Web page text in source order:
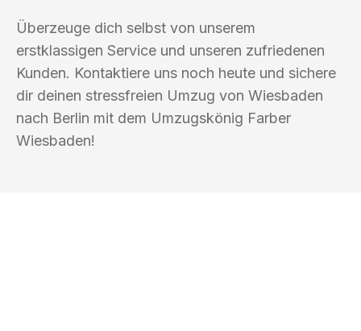
Überzeuge dich selbst von unserem
erstklassigen Service und unseren zufriedenen
Kunden. Kontaktiere uns noch heute und sichere
dir deinen stressfreien Umzug von Wiesbaden
nach Berlin mit dem Umzugskönig Farber
Wiesbaden!